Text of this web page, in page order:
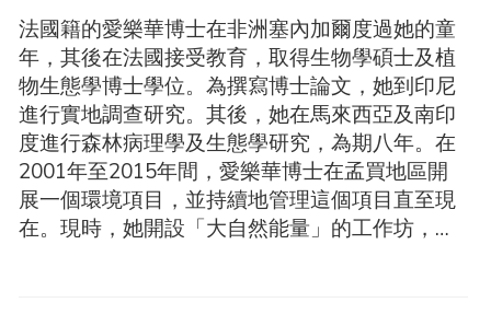
法國籍的愛樂華博士在非洲塞內加爾度過她的童
年，其後在法國接受教育，取得生物學碩士及植
物生態學博士學位。為撰寫博士論文，她到印尼
進行實地調查研究。其後，她在馬來西亞及南印
度進行森林病理學及生態學研究，為期八年。在
2001年至2015年間，愛樂華博士在孟買地區開
展一個環境項目，並持續地管理這個項目直至現
在。現時，她開設「大自然能量」的工作坊，為